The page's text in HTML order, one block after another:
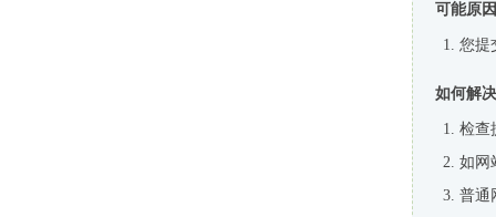
可能原
您提
如何解
检查
如网
普通